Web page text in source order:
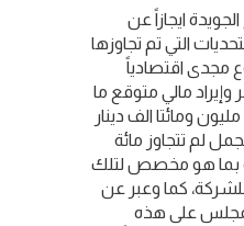
ايجازاً عن
التي تم تجاوزها
مجدى اقتصادياً
مالي متوقع ما
اثنان مليون ومائتا الف دينار
لم تتجاوز مائة
بما هو مخصص لتلك
للشركة، كما وعبر عن
على هذه